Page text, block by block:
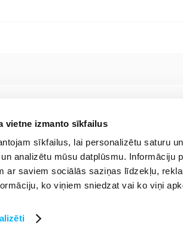
vietne izmanto sīkfailus
sīkfailus, lai personalizētu saturu
analizētu mūsu datplūsmu. Informāciju
ar saviem sociālās saziņas līdzekļu,
ko viņiem sniedzat vai ko viņi